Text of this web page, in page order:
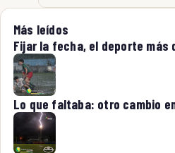
Más leídos
Fijar la fecha, el deporte
Lo que faltaba: otro cambio